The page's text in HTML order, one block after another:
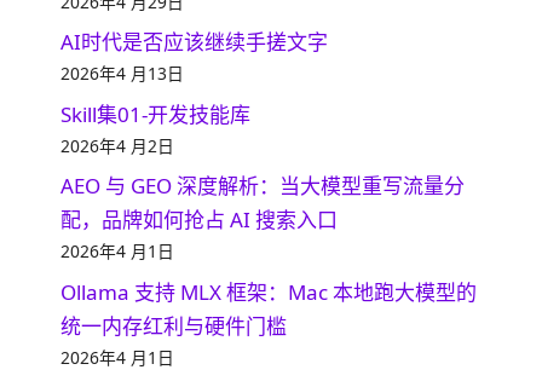
AI时代是否应该继续手搓文字
2026年4 月13日
Skill集01-开发技能库
2026年4 月2日
AEO 与 GEO 深度解析：当大模型重写流量分
配，品牌如何抢占 AI 搜索入口
2026年4 月1日
Ollama 支持 MLX 框架：Mac 本地跑大模型的
统一内存红利与硬件门槛
2026年4 月1日